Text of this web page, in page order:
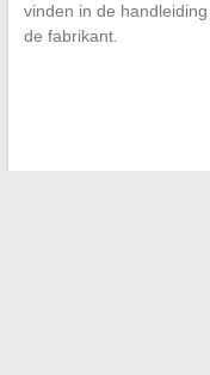
vinden in de
de fabrikant.